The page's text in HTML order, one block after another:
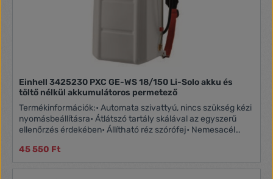
Einhell 3425230 PXC GE-WS 18/150 Li-Solo akku és
töltő nélkül akkumulátoros permetező
Termékinformációk:• Automata szivattyú, nincs szükség kézi
nyomásbeállításra• Átlátszó tartály skálával az egyszerű
ellenőrzés érdekében• Állítható réz szórófej• Nemesacél
betöltőnyílás az egyszerű feltöltés érdekében• Párnázott
hevederek a könnyű munkavégzésért•
45 550 Ft